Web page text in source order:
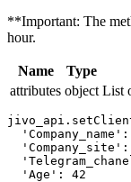
**Important: The
hour.
Name Type
attributes object List
  'Age': 42